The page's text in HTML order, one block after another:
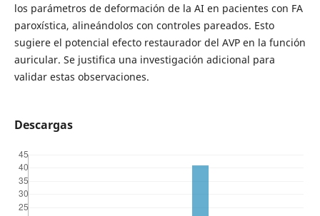
los parámetros de deformación de la AI en pacientes con FA
paroxística, alineándolos con controles pareados. Esto
sugiere el potencial efecto restaurador del AVP en la función
auricular. Se justifica una investigación adicional para
validar estas observaciones.
Descargas